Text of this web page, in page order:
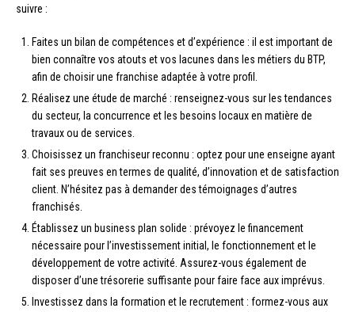
suivre :
Faites un bilan de compétences et d’expérience : il est important de
bien connaître vos atouts et vos lacunes dans les métiers du BTP,
afin de choisir une franchise adaptée à votre profil.
Réalisez une étude de marché : renseignez-vous sur les tendances
du secteur, la concurrence et les besoins locaux en matière de
travaux ou de services.
Choisissez un franchiseur reconnu : optez pour une enseigne ayant
fait ses preuves en termes de qualité, d’innovation et de satisfaction
client. N’hésitez pas à demander des témoignages d’autres
franchisés.
Établissez un business plan solide : prévoyez le financement
nécessaire pour l’investissement initial, le fonctionnement et le
développement de votre activité. Assurez-vous également de
disposer d’une trésorerie suffisante pour faire face aux imprévus.
Investissez dans la formation et le recrutement : formez-vous aux